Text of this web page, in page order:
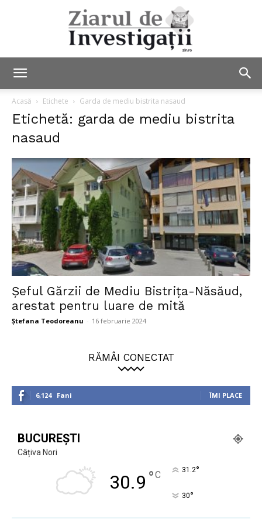
Investigații
Acasă Etichete Garda de mediu bistrita nasaud
Etichetă: garda de mediu bistrita
nasaud
Șeful Gărzii de Mediu Bistrița-Năsăud,
arestat pentru luare de mită
Ștefana Teodoreanu - 16 februarie 2024
RĂMÂI CONECTAT
6,124 Fani ÎMI PLACE
BUCUREȘTI
Câțiva Nori
30.9 °C 31.2°
30°